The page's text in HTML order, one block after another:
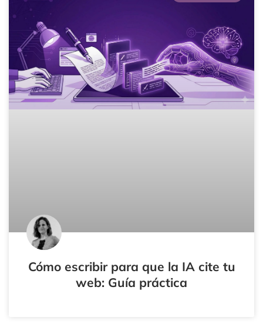
Cómo escribir para que la IA cite tu
web: Guía práctica